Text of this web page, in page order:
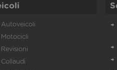
Autoveicoli
Motocicli
Revisioni
Collaudi